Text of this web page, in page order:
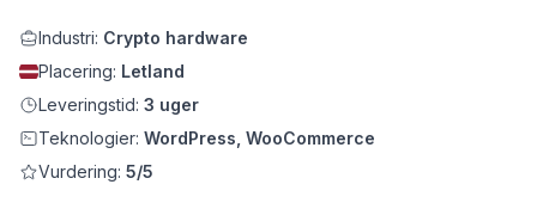
Industri: Crypto hardware
Placering: Letland
Leveringstid: 3 uger
Teknologier: WordPress, WooCommerce
Vurdering: 5/5